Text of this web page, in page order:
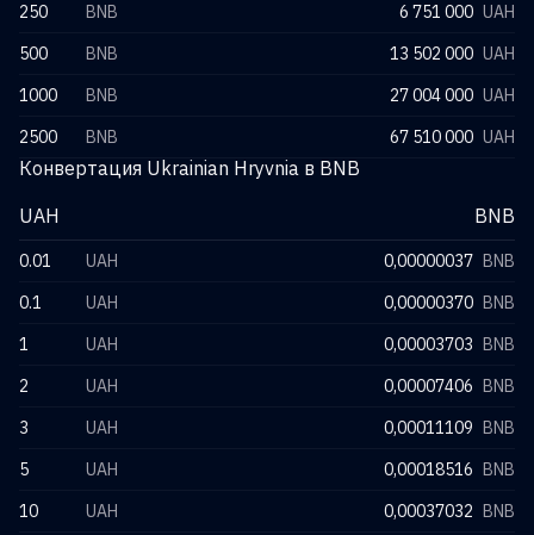
250
BNB 6 751 000 UAH
500
BNB 13 502 000 UAH
1000
BNB 27 004 000 UAH
2500
BNB 67 510 000 UAH
Конвертация Ukrainian Hryvnia в BNB
UAH
BNB
0.01 UAH 0,00000037 BNB
0.1
UAH 0,00000370 BNB
1
UAH 0,00003703 BNB
2
UAH 0,00007406 BNB
3
UAH 0,00011109 BNB
5
UAH 0,00018516 BNB
10
UAH 0,00037032 BNB